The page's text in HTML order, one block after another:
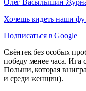
Олег Васылышин
Хочешь видеть наши
Подписаться в Google
Свёнтек без особых
победу менее часа. Ига
Польши, которая
и среди женщин).